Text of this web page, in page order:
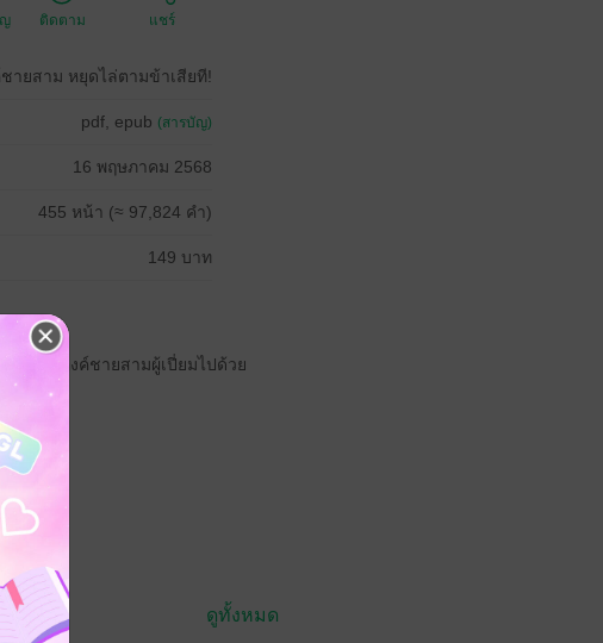
ติดตาม แชร์
ชายสาม หยุดไล่ตามข้าเสียที!
pdf, epub (สารบัญ)
16 พฤษภาคม 2568
455 หน้า (≈ 97,824 คำ)
149 บาท
ดกลัว องค์ชายสามผู้เปี่ยมไปด้วย
ดูทั้งหมด